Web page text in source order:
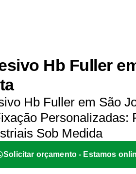
Hb Fuller
Hb Fuller em São
Personalizadas:
Sob Medida
Solicitar orçamento - Estamos